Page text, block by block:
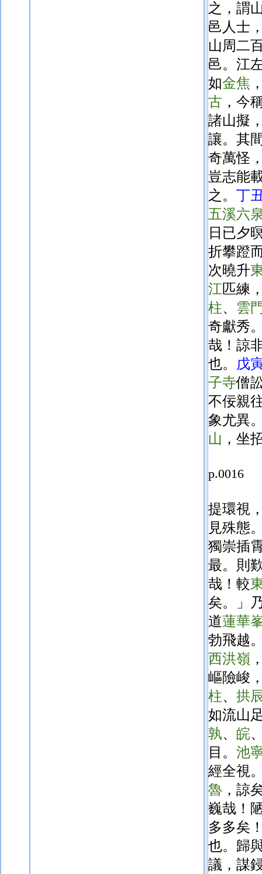
之，謂
邑人士
山周二
邑。江
如金焦
古 ，今
諸山擬
讓。其
奇萬怪
豈志能
之。 丁
五溪六
日已夕
折攀蹬
次曉升
江匹練
柱、 雲
奇獻秀
哉！諒
也。
戊
子寺僧
不佞親
象尤異
山 ，坐
p.0016
提環視
見殊態
獨崇插
最。則
哉！ 較
矣。」
道蓮華
勃飛越
西洪嶺
嶇險峻
柱、 拱
如流山
孰、 皖
目。 池
經全視
魯，諒
巍哉！
多多矣
也。歸
議，謀